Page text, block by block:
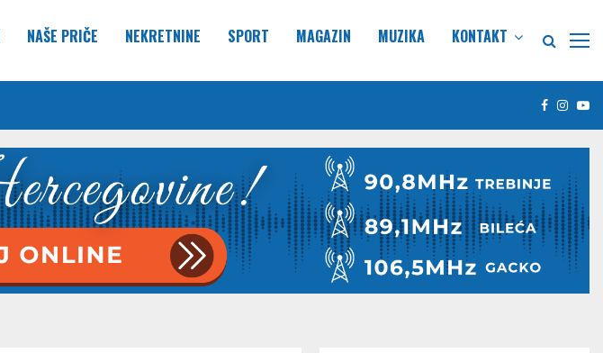
NAŠE PRIČE NEKRETNINE SPORT MAGAZIN MUZIKA KONTAKT
Facebook